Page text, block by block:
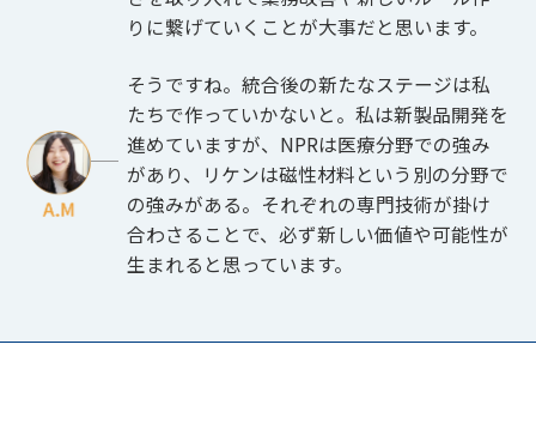
りに繋げていくことが大事だと思います。
そうですね。統合後の新たなステージは私
たちで作っていかないと。私は新製品開発を
進めていますが、NPRは医療分野での強み
があり、リケンは磁性材料という別の分野で
の強みがある。それぞれの専門技術が掛け
合わさることで、必ず新しい価値や可能性が
生まれると思っています。